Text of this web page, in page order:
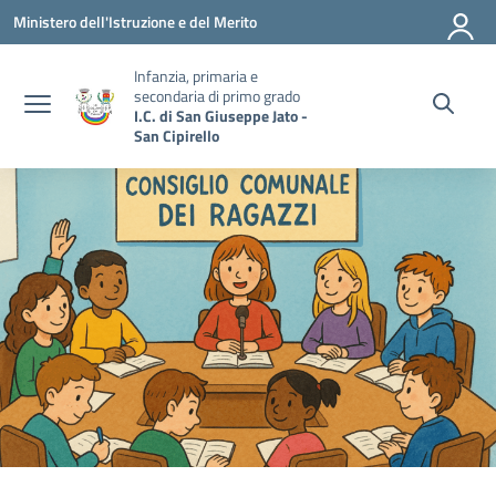
Vai ai contenuti
Vai al menu di navigazione
Vai al footer
Ministero dell'Istruzione e del Merito
Infanzia, primaria e
secondaria di primo grado
I.C. di San Giuseppe Jato -
San Cipirello